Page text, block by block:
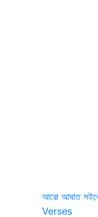
আরো আঘাত
Verses